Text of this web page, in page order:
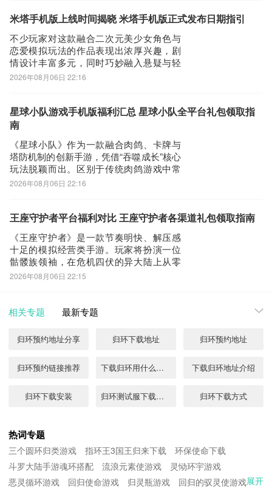
【米塔】最新版预约/下载地址》》》》》#
女恋爱模拟
米塔手机版上线时间揭晓 米塔手机版正式发布日期指引
不少玩家对这款融合二次元美少女角色与
恋爱模拟玩法的作品表现出浓厚兴趣，剧
情设计丰富多元，同时巧妙融入悬疑与轻
度恐怖元素，获得大量用户积极反馈。本
准确信息参考。【米塔】最新版预约/下载
地址》》》》》#米塔#《《《《《截至目
2026年08月06日 22:16
星球小队游戏手机版福利汇总 星球小队全平台礼包领取指
南
《星球小队》作为一款融合肉鸽、卡牌与
塔防机制的创新手游，凭借“吞噬成长”核心
玩法脱颖而出。区别于传统肉鸽游戏中常
见的资源舍弃与被动抉择，《星球小队》
验。【星球小队】最新版预约/下
内设多重“
2026年08月06日 22:16
王座守护者平台福利对比 王座守护者各渠道礼包领取指南
《王座守护者》是一款节奏明快、解压感
十足的模拟经营类手游。玩家将扮演一位
骷髅族领袖，在危机四伏的异大陆上从零
起步，建设专属王国，招募并培养族人，
长体验，游戏上线以来迅速收获大量玩家
台渠道福利最
2026年08月06日 22:15
相关专题 最新专题
归环预约地址分享 归环下载地址 归环预约地址
归环预约链接推荐 下载归环用什么方式 下载归环地址介绍
归环下载安装 归环测试服下载地址在哪 归环下载方式
归环测试下载最新入口分享 归环下载安装渠道 归环下载地址在哪
归环下载安装平台推荐 归环免费下载地址 归环怎么下载
热词专题
三个圆环归类游戏 指环王3国王归来下载
环保使命下载
斗罗大陆手游魂环搭配
流浪元素使游戏
灵恸环宇游戏
恶灵循环游戏
回归使命游戏 归灵瓶游戏
回归的驭灵使游戏展开